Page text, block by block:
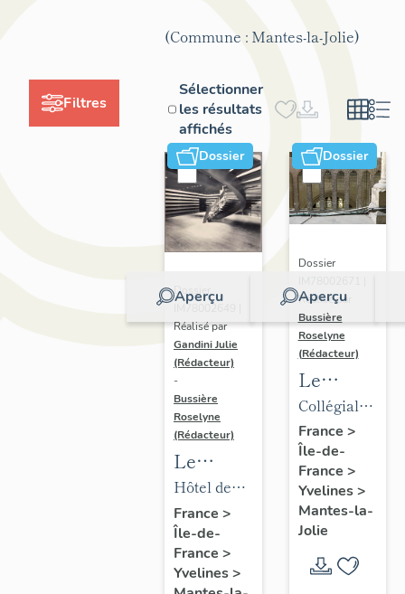
Filtres
(Commune : Mantes-la-Jolie)
Sélectionner
les résultats
affichés
Dossier
Aperçu
Dossier
IM78002649 |
Réalisé par
Gandini Julie
(Rédacteur)
-
Bussière
Roselyne
(Rédacteur)
Le
mobilier
de l'hôtel
de ville
Hôtel de
ville
France >
Île-de-
France >
Yvelines>
Dossier
Aperçu
Dossier
Réalisé par
Bussière
Roselyne
(Rédacteur)
Le
mobilier
de la
collégiale
Collégiale
Notre-
Dame
France >
Île-de-
France >
Yvelines>
Mantes-la-
Jolie